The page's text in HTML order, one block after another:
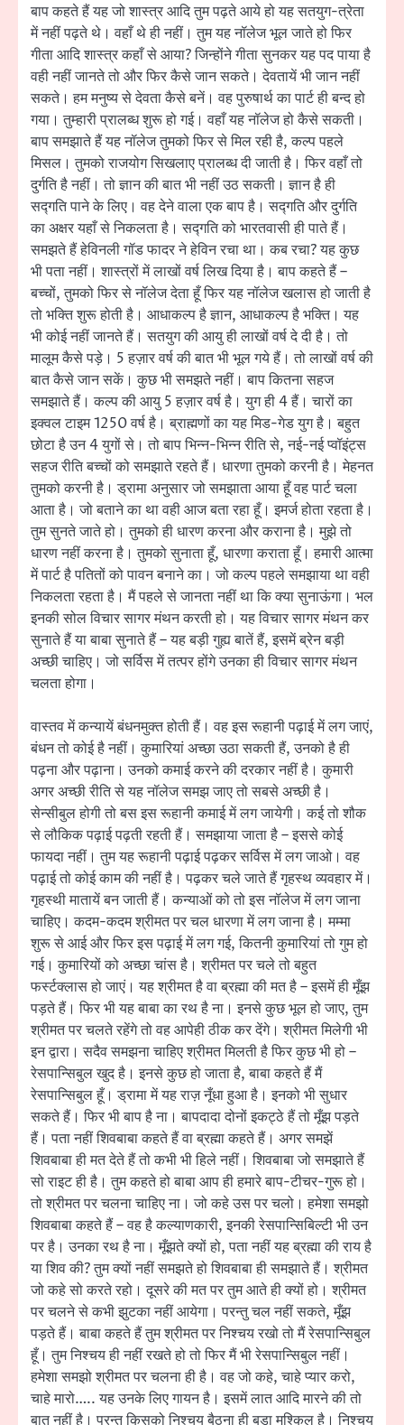
बाप कहते हैं यह जो शास्त्र आदि तुम पढ़ते आये हो यह सतयुग-त्रेता
में नहीं पढ़ते थे। वहाँ थे ही नहीं। तुम यह नॉलेज भूल जाते हो फिर
गीता आदि शास्त्र कहाँ से आया? जिन्होंने गीता सुनकर यह पद पाया है
वही नहीं जानते तो और फिर कैसे जान सकते। देवतायें भी जान नहीं
सकते। हम मनुष्य से देवता कैसे बनें। वह पुरुषार्थ का पार्ट ही बन्द हो
गया। तुम्हारी प्रालब्ध शुरू हो गई। वहाँ यह नॉलेज हो कैसे सकती।
बाप समझाते हैं यह नॉलेज तुमको फिर से मिल रही है, कल्प पहले
मिसल। तुमको राजयोग सिखलाए प्रालब्ध दी जाती है। फिर वहाँ तो
दुर्गति है नहीं। तो ज्ञान की बात भी नहीं उठ सकती। ज्ञान है ही
सद्गति पाने के लिए। वह देने वाला एक बाप है। सद्गति और दुर्गति
का अक्षर यहाँ से निकलता है। सद्गति को भारतवासी ही पाते हैं।
समझते हैं हेविनली गॉड फादर ने हेविन रचा था। कब रचा? यह कुछ
भी पता नहीं। शास्त्रों में लाखों वर्ष लिख दिया है। बाप कहते हैं –
बच्चों, तुमको फिर से नॉलेज देता हूँ फिर यह नॉलेज खलास हो जाती है
तो भक्ति शुरू होती है। आधाकल्प है ज्ञान, आधाकल्प है भक्ति। यह
भी कोई नहीं जानते हैं। सतयुग की आयु ही लाखों वर्ष दे दी है। तो
मालूम कैसे पड़े। 5 हज़ार वर्ष की बात भी भूल गये हैं। तो लाखों वर्ष की
बात कैसे जान सकें। कुछ भी समझते नहीं। बाप कितना सहज
समझाते हैं। कल्प की आयु 5 हज़ार वर्ष है। युग ही 4 हैं। चारों का
इक्वल टाइम 1250 वर्ष है। ब्राह्मणों का यह मिड-गेड युग है। बहुत
छोटा है उन 4 युगों से। तो बाप भिन्न-भिन्न रीति से, नई-नई प्वॉइंट्स
सहज रीति बच्चों को समझाते रहते हैं। धारणा तुमको करनी है। मेहनत
तुमको करनी है। ड्रामा अनुसार जो समझाता आया हूँ वह पार्ट चला
आता है। जो बताने का था वही आज बता रहा हूँ। इमर्ज होता रहता है।
तुम सुनते जाते हो। तुमको ही धारण करना और कराना है। मुझे तो
धारण नहीं करना है। तुमको सुनाता हूँ, धारणा कराता हूँ। हमारी आत्मा
में पार्ट है पतितों को पावन बनाने का। जो कल्प पहले समझाया था वही
निकलता रहता है। मैं पहले से जानता नहीं था कि क्या सुनाऊंगा। भल
इनकी सोल विचार सागर मंथन करती हो। यह विचार सागर मंथन कर
सुनाते हैं या बाबा सुनाते हैं – यह बड़ी गुह्य बातें हैं, इसमें ब्रेन बड़ी
अच्छी चाहिए। जो सर्विस में तत्पर होंगे उनका ही विचार सागर मंथन
चलता होगा।
वास्तव में कन्यायें बंधनमुक्त होती हैं। वह इस रूहानी पढ़ाई में लग जाएं,
बंधन तो कोई है नहीं। कुमारियां अच्छा उठा सकती हैं, उनको है ही
पढ़ना और पढ़ाना। उनको कमाई करने की दरकार नहीं है। कुमारी
अगर अच्छी रीति से यह नॉलेज समझ जाए तो सबसे अच्छी है।
सेन्सीबुल होगी तो बस इस रूहानी कमाई में लग जायेगी। कई तो शौक
से लौकिक पढ़ाई पढ़ती रहती हैं। समझाया जाता है – इससे कोई
फायदा नहीं। तुम यह रूहानी पढ़ाई पढ़कर सर्विस में लग जाओ। वह
पढ़ाई तो कोई काम की नहीं है। पढ़कर चले जाते हैं गृहस्थ व्यवहार में।
गृहस्थी मातायें बन जाती हैं। कन्याओं को तो इस नॉलेज में लग जाना
चाहिए। कदम-कदम श्रीमत पर चल धारणा में लग जाना है। मम्मा
शुरू से आई और फिर इस पढ़ाई में लग गई, कितनी कुमारियां तो गुम हो
गई। कुमारियों को अच्छा चांस है। श्रीमत पर चले तो बहुत
फर्स्टक्लास हो जाएं। यह श्रीमत है वा ब्रह्मा की मत है – इसमें ही मूँझ
पड़ते हैं। फिर भी यह बाबा का रथ है ना। इनसे कुछ भूल हो जाए, तुम
श्रीमत पर चलते रहेंगे तो वह आपेही ठीक कर देंगे। श्रीमत मिलेगी भी
इन द्वारा। सदैव समझना चाहिए श्रीमत मिलती है फिर कुछ भी हो –
रेसपान्सिबुल खुद है। इनसे कुछ हो जाता है, बाबा कहते हैं मैं
रेसपान्सिबुल हूँ। ड्रामा में यह राज़ नूँधा हुआ है। इनको भी सुधार
सकते हैं। फिर भी बाप है ना। बापदादा दोनों इकट्ठे हैं तो मूँझ पड़ते
हैं। पता नहीं शिवबाबा कहते हैं वा ब्रह्मा कहते हैं। अगर समझें
शिवबाबा ही मत देते हैं तो कभी भी हिले नहीं। शिवबाबा जो समझाते हैं
सो राइट ही है। तुम कहते हो बाबा आप ही हमारे बाप-टीचर-गुरू हो।
तो श्रीमत पर चलना चाहिए ना। जो कहे उस पर चलो। हमेशा समझो
शिवबाबा कहते हैं – वह है कल्याणकारी, इनकी रेसपान्सिबिल्टी भी उन
पर है। उनका रथ है ना। मूँझते क्यों हो, पता नहीं यह ब्रह्मा की राय है
या शिव की? तुम क्यों नहीं समझते हो शिवबाबा ही समझाते हैं। श्रीमत
जो कहे सो करते रहो। दूसरे की मत पर तुम आते ही क्यों हो। श्रीमत
पर चलने से कभी झुटका नहीं आयेगा। परन्तु चल नहीं सकते, मूँझ
पड़ते हैं। बाबा कहते हैं तुम श्रीमत पर निश्चय रखो तो मैं रेसपान्सिबुल
हूँ। तुम निश्चय ही नहीं रखते हो तो फिर मैं भी रेसपान्सिबुल नहीं।
हमेशा समझो श्रीमत पर चलना ही है। वह जो कहे, चाहे प्यार करो,
चाहे मारो….. यह उनके लिए गायन है। इसमें लात आदि मारने की तो
बात नहीं है। परन्तु किसको निश्चय बैठना ही बड़ा मुश्किल है। निश्चय